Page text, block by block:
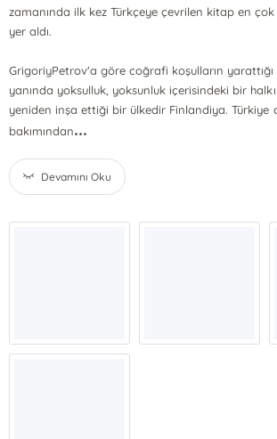
zamanında ilk kez Türkçeye çevrilen kitap en
yer aldı.
GrigoriyPetrov'a göre coğrafi koşulların yarattığı
yanında yoksulluk, yoksunluk içerisindeki bir
yeniden inşa ettiği bir ülkedir Finlandiya. Türkiye
bakımından...
Devamını Oku